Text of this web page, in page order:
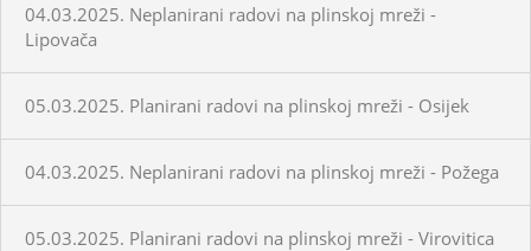
04.03.2025. Neplanirani radovi na plinskoj mreži -
Lipovača
05.03.2025. Planirani radovi na plinskoj mreži - Osijek
04.03.2025. Neplanirani radovi na plinskoj mreži - Požega
05.03.2025. Planirani radovi na plinskoj mreži - Virovitica